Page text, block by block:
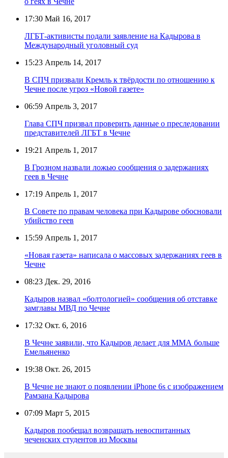
17:30 Май 16, 2017
ЛГБТ-активисты подали заявление на Кадырова в
Международный уголовный суд
15:23 Апрель 14, 2017
В СПЧ призвали Кремль к твёрдости по отношению к
Чечне после угроз «Новой газете»
06:59 Апрель 3, 2017
Глава СПЧ призвал проверить данные о преследовании
представителей ЛГБТ в Чечне
19:21 Апрель 1, 2017
В Грозном назвали ложью сообщения о задержаниях
геев в Чечне
17:19 Апрель 1, 2017
В Совете по правам человека при Кадырове обосновали
убийство геев
15:59 Апрель 1, 2017
«Новая газета» написала о массовых задержаниях геев в
Чечне
08:23 Дек. 29, 2016
Кадыров назвал «болтологией» сообщения об отставке
замглавы МВД по Чечне
17:32 Окт. 6, 2016
В Чечне заявили, что Кадыров делает для ММА больше
Емельяненко
19:38 Окт. 26, 2015
В Чечне не знают о появлении iPhone 6s с изображением
Рамзана Кадырова
07:09 Март 5, 2015
Кадыров пообещал возвращать невоспитанных
чеченских студентов из Москвы